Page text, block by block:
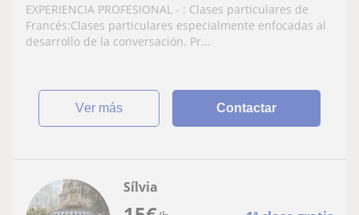
EXPERIENCIA PROFESIONAL - : Clases particulares de
Francés:Clases particulares especialmente enfocadas al
desarrollo de la conversación. Pr...
ver más Contactar
Sílvia